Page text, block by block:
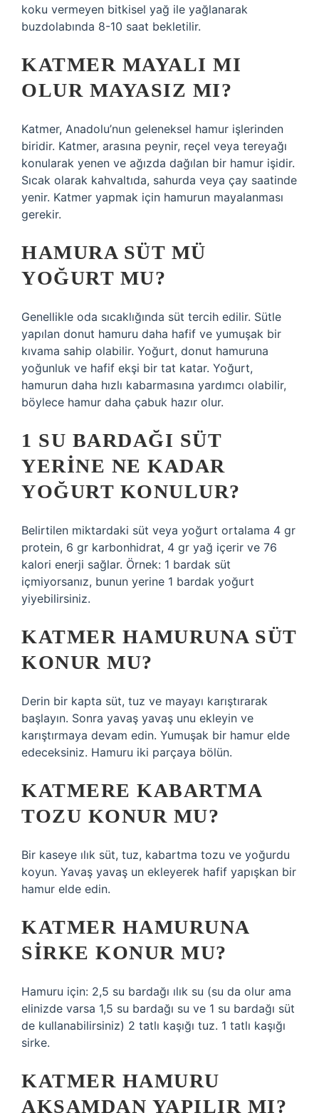
koku vermeyen bitkisel yağ ile yağlanarak
buzdolabında 8-10 saat bekletilir.
KATMER MAYALI MI
OLUR MAYASIZ MI?
Katmer, Anadolu’nun geleneksel hamur işlerinden
biridir. Katmer, arasına peynir, reçel veya tereyağı
konularak yenen ve ağızda dağılan bir hamur işidir.
Sıcak olarak kahvaltıda, sahurda veya çay saatinde
yenir. Katmer yapmak için hamurun mayalanması
gerekir.
HAMURA SÜT MÜ
YOĞURT MU?
Genellikle oda sıcaklığında süt tercih edilir. Sütle
yapılan donut hamuru daha hafif ve yumuşak bir
kıvama sahip olabilir. Yoğurt, donut hamuruna
yoğunluk ve hafif ekşi bir tat katar. Yoğurt,
hamurun daha hızlı kabarmasına yardımcı olabilir,
böylece hamur daha çabuk hazır olur.
1 SU BARDAĞI SÜT
YERINE NE KADAR
YOĞURT KONULUR?
Belirtilen miktardaki süt veya yoğurt ortalama 4 gr
protein, 6 gr karbonhidrat, 4 gr yağ içerir ve 76
kalori enerji sağlar. Örnek: 1 bardak süt
içmiyorsanız, bunun yerine 1 bardak yoğurt
yiyebilirsiniz.
KATMER HAMURUNA SÜT
KONUR MU?
Derin bir kapta süt, tuz ve mayayı karıştırarak
başlayın. Sonra yavaş yavaş unu ekleyin ve
karıştırmaya devam edin. Yumuşak bir hamur elde
edeceksiniz. Hamuru iki parçaya bölün.
KATMERE KABARTMA
TOZU KONUR MU?
Bir kaseye ılık süt, tuz, kabartma tozu ve yoğurdu
koyun. Yavaş yavaş un ekleyerek hafif yapışkan bir
hamur elde edin.
KATMER HAMURUNA
SIRKE KONUR MU?
Hamuru için: 2,5 su bardağı ılık su (su da olur ama
elinizde varsa 1,5 su bardağı su ve 1 su bardağı süt
de kullanabilirsiniz) 2 tatlı kaşığı tuz. 1 tatlı kaşığı
sirke.
KATMER HAMURU
AKŞAMDAN YAPILIR MI?